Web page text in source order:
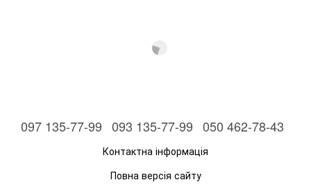
097 135-77-99 093 135-77-99 050 462-78-43
Контактна інформація
Повна версія сайту